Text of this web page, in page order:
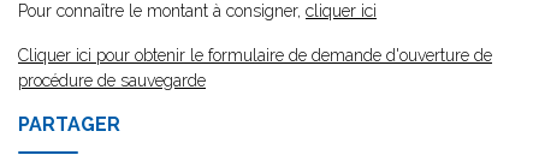
Pour connaître le montant à consigner, cliquer ici
Cliquer ici pour obtenir le formulaire de demande d'ouverture de
procédure de sauvegarde
PARTAGER